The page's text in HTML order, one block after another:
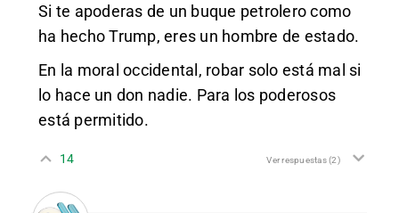
Si te apoderas de un buque petrolero como
ha hecho Trump, eres un hombre de estado.
En la moral occidental, robar solo está mal si
lo hace un don nadie. Para los poderosos
está permitido.
14 Ver respuestas(2)